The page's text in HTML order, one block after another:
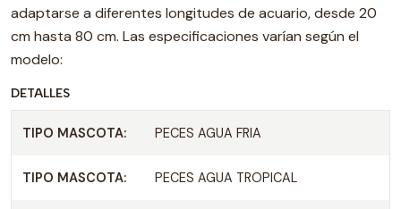
adaptarse a diferentes longitudes de acuario, desde 20
cm hasta 80 cm. Las especificaciones varían según el
modelo:
DETALLES
TIPO MASCOTA: PECES AGUA FRIA
TIPO MASCOTA: PECES AGUA TROPICAL